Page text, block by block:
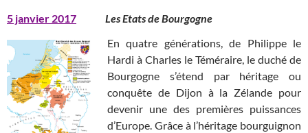
5 janvier 2017
Les Etats de Bourgogne
En quatre générations, de Philippe le
Hardi à Charles le Téméraire, le duché de
Bourgogne s’étend par héritage ou
conquête de Dijon à la Zélande pour
devenir une des premières puissances
d’Europe. Grâce à l’héritage bourguignon